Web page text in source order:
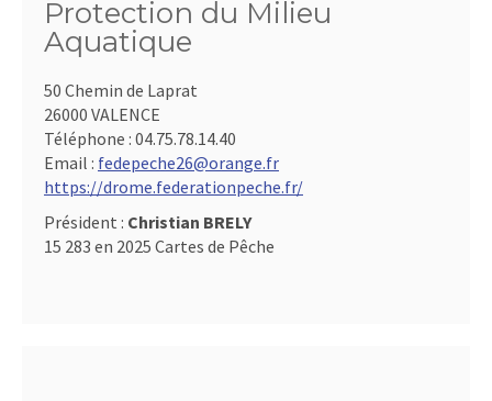
Protection du Milieu
Aquatique
50 Chemin de Laprat
26000 VALENCE
Téléphone : 04.75.78.14.40
Email : fedepeche26@orange.fr
https://drome.federationpeche.fr/
Président : Christian BRELY
15 283 en 2025 Cartes de Pêche